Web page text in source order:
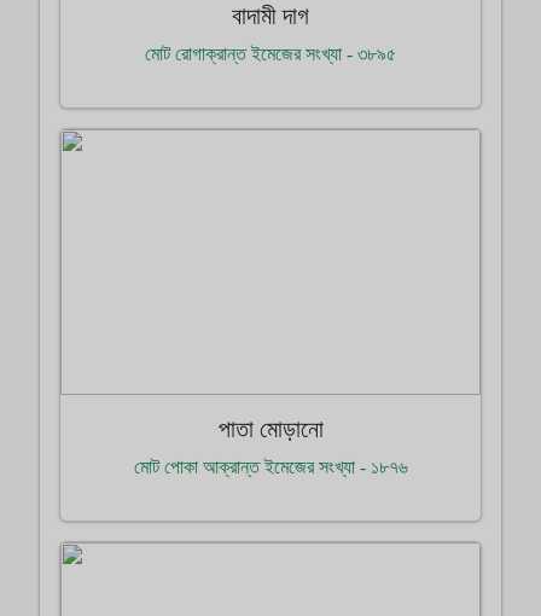
বাদামী দাগ
মোট রোগাক্রান্ত ইমেজের সংখ্যা - ৩৮৯৫
পাতা মোড়ানো
মোট পোকা আক্রান্ত ইমেজের সংখ্যা - ১৮৭৬